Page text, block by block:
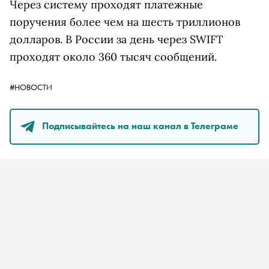
Через систему проходят платежные
поручения более чем на шесть триллионов
долларов. В России за день через SWIFT
проходят около 360 тысяч сообщений.
#НОВОСТИ
Подписывайтесь на наш канал в Телеграме